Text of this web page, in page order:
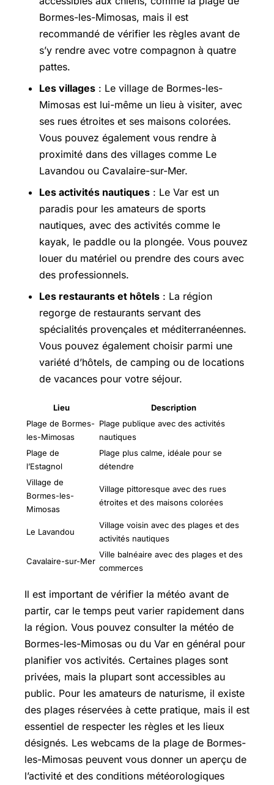
Bormes-les-Mimosas, mais il est
recommandé de vérifier les règles avant de
s’y rendre avec votre compagnon à quatre
pattes.
Les villages : Le village de Bormes-les-
Mimosas est lui-même un lieu à visiter, avec
ses rues étroites et ses maisons colorées.
Vous pouvez également vous rendre à
proximité dans des villages comme Le
Lavandou ou Cavalaire-sur-Mer.
Les activités nautiques : Le Var est un
paradis pour les amateurs de sports
nautiques, avec des activités comme le
kayak, le paddle ou la plongée. Vous pouvez
louer du matériel ou prendre des cours avec
des professionnels.
Les restaurants et hôtels : La région
regorge de restaurants servant des
spécialités provençales et méditerranéennes.
Vous pouvez également choisir parmi une
variété d’hôtels, de camping ou de locations
de vacances pour votre séjour.
Lieu
Description
Plage de Bormes-
les-Mimosas
Plage publique avec des activités
nautiques
Plage de
l’Estagnol
Plage plus calme, idéale pour se
détendre
Village de
Bormes-les-
Mimosas
Village pittoresque avec des rues
étroites et des maisons colorées
Le Lavandou
Village voisin avec des plages et des
activités nautiques
Cavalaire-sur-Mer
Ville balnéaire avec des plages et des
commerces
Il est important de vérifier la météo avant de
partir, car le temps peut varier rapidement dans
la région. Vous pouvez consulter la météo de
Bormes-les-Mimosas ou du Var en général pour
planifier vos activités. Certaines plages sont
privées, mais la plupart sont accessibles au
public. Pour les amateurs de naturisme, il existe
des plages réservées à cette pratique, mais il est
essentiel de respecter les règles et les lieux
désignés. Les webcams de la plage de Bormes-
les-Mimosas peuvent vous donner un aperçu de
l’activité et des conditions météorologiques